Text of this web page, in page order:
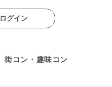
街コン・趣味コン
ログイン